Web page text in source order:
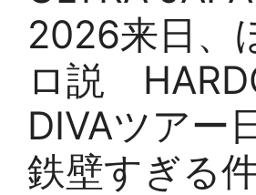
2026来日、
ロ説
DIVAツアー
鉄壁すぎる